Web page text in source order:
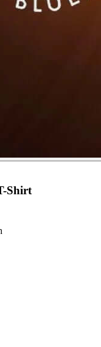
Shirt